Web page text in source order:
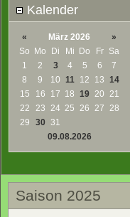
Kalender
« März 2026
»
So Mo Di Mi Do Fr
Sa
1
2 3 4 5 6
7
8
9 10 11 12 13 14
15
16 17 18 19 20 21
22
23 24 25 26 27 28
29
30 31
09.08.2026
Saison 2025